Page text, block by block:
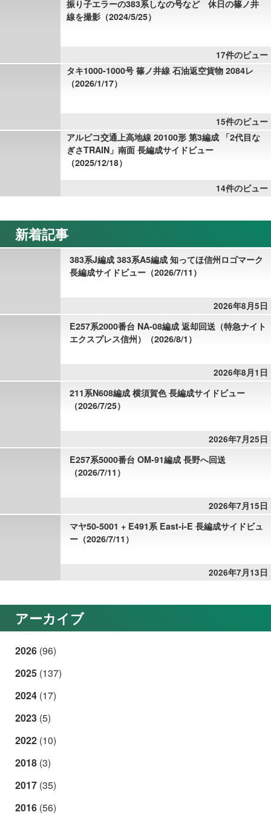
振り子エラーの383系しなの号など 休日の篠ノ井
線を撮影（2024/5/25）
17件のビュー
タキ1000-1000号 篠ノ井線 石油返空貨物 2084レ
（2026/1/17）
15件のビュー
アルピコ交通上高地線 20100形 第3編成 「2代目な
ぎさTRAIN」南面 長編成サイドビュー
（2025/12/18）
14件のビュー
新着記事
383系J編成 383系A5編成 知ってほ信州ロゴマーク
長編成サイドビュー（2026/7/11）
2026年8月5日
E257系2000番台 NA-08編成 返却回送（特急ナイト
エクスプレス信州）（2026/8/1）
2026年8月1日
211系N608編成 横須賀色 長編成サイドビュー
（2026/7/25）
2026年7月25日
E257系5000番台 OM-91編成 長野へ回送
（2026/7/11）
2026年7月15日
マヤ50-5001 + E491系 East-i-E 長編成サイドビュ
ー（2026/7/11）
2026年7月13日
アーカイブ
2026 (96)
2025 (137)
2024 (17)
2023 (5)
2022 (10)
2018 (3)
2017 (35)
2016 (56)